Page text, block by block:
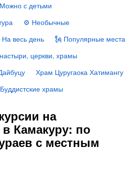
с детьми
⚙️ Необычные
весь день
🗽 Популярные места
церкви, храмы
Храм Цуругаока Хатимангу
храмы
на
Камакуру: по
с местным